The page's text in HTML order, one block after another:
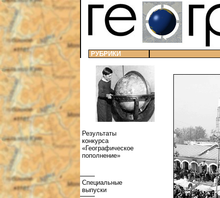
РУБРИКИ
Результаты
конкурса
«Географическое
пополнение»
Специальные
выпуски